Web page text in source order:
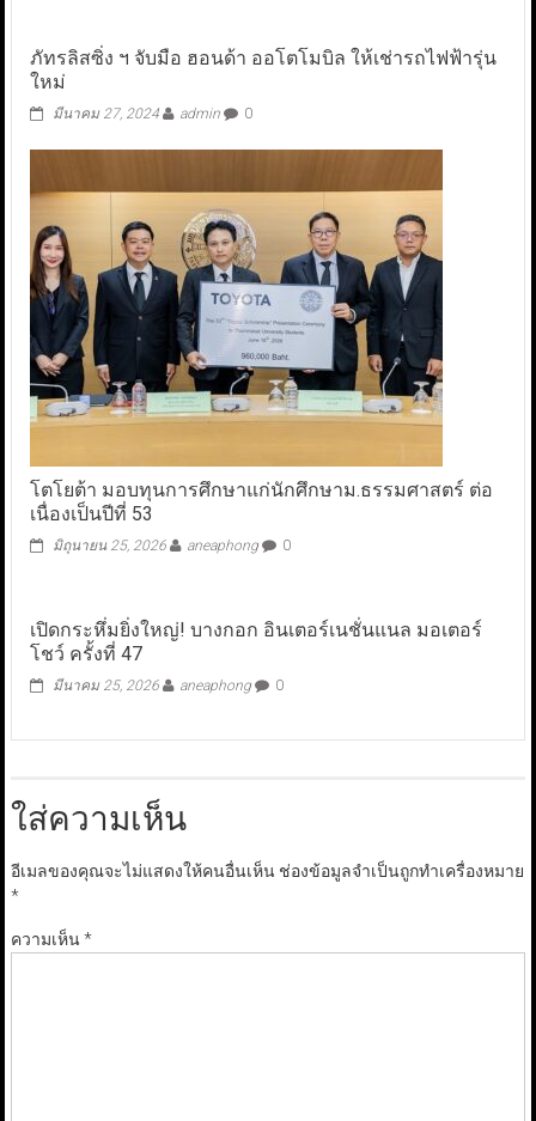
ภัทรลิสซิ่ง ฯ จับมือ ฮอนด้า ออโตโมบิล ให้เช่ารถไฟฟ้ารุ่น
ใหม่
มีนาคม 27, 2024 admin 0
โตโยต้า มอบทุนการศึกษาแก่นักศึกษาม.ธรรมศาสตร์ ต่อ
เนื่องเป็นปีที่ 53
มิถุนายน 25, 2026 aneaphong 0
เปิดกระหึ่มยิ่งใหญ่! บางกอก อินเตอร์เนชั่นแนล มอเตอร์
โชว์ ครั้งที่ 47
มีนาคม 25, 2026 aneaphong 0
ใส่ความเห็น
อีเมลของคุณจะไม่แสดงให้คนอื่นเห็น ช่องข้อมูลจำเป็นถูกทำเครื่องหมาย
*
ความเห็น*